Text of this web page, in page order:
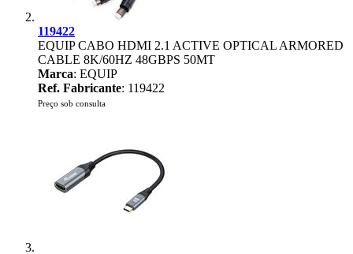
119422
EQUIP CABO HDMI 2.1 ACTIVE OPTICAL ARMORED
CABLE 8K/60HZ 48GBPS 50MT
Marca: EQUIP
Ref. Fabricante: 119422
Preço sob consulta